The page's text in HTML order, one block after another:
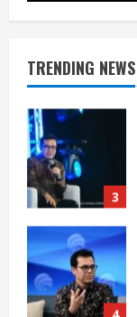
TRENDING NEWS
2
3
4